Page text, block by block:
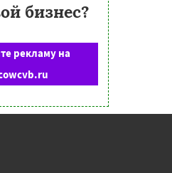
бизнес?
рекламу на